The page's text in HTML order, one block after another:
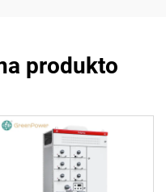
produkto